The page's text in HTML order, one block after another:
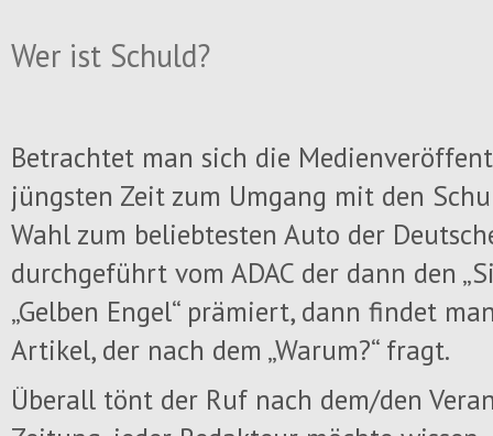
Wer ist Schuld?
Betrachtet man sich die
jüngsten Zeit zum Umgang mit den
Wahl zum beliebtesten Auto der
durchgeführt vom ADAC der dann den
„Gelben Engel“ prämiert, dann findet
Artikel, der nach dem „Warum?“ fragt.
Überall tönt der Ruf nach dem/den